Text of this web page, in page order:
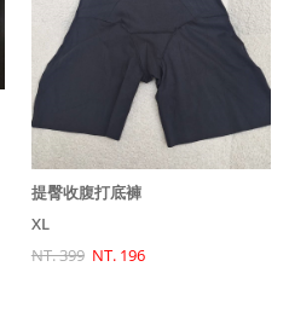
提臀收腹打底褲
XL
NT. 399 NT. 196